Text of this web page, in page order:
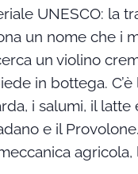
UNESCO: la
un nome che i
un violino
in bottega. C’è
i salumi, il latte
e il
agricola,